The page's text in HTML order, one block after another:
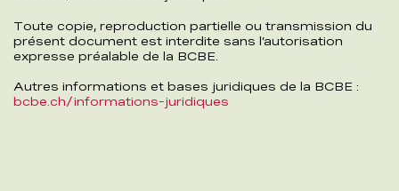
Toute copie, reproduction partielle ou transmission du
présent document est interdite sans l’autorisation
expresse préalable de la BCBE.
Autres informations et bases juridiques de la BCBE :
bcbe.ch/informations-juridiques